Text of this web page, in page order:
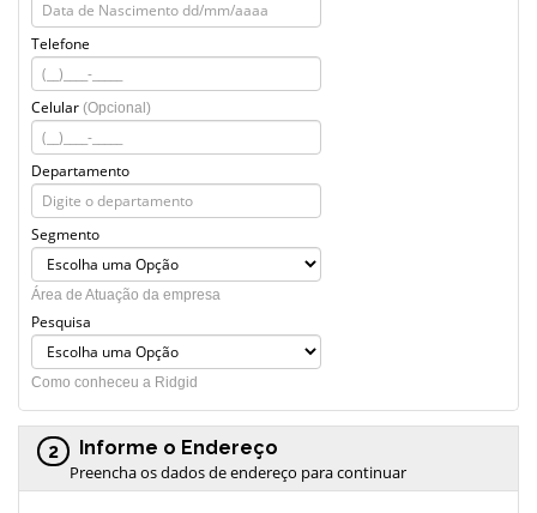
Telefone
Celular (Opcional)
Departamento
Segmento
Área de Atuação da empresa
Pesquisa
Como conheceu a Ridgid
2 Informe o Endereço
Preencha os dados de endereço para continuar